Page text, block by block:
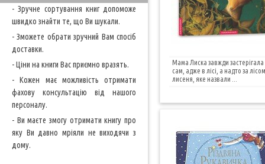
Мама Лиска завжди
сам, адже в лісі, а надто за
лисеня, яке назвали ...
- Зручне сортування книг допоможе
швидко знайти те, що Ви шукали.
- Зможете обрати зручний Вам спосіб
доставки.
- Ціни на книги Вас приємно вразять.
- Кожен має можливість отримати
фахову консультацію від нашого
персоналу.
- Ви маєте змогу отримати книгу про
яку Ви давно мріяли не виходячи з
дому.